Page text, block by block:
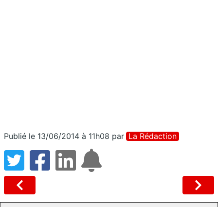
Publié le 13/06/2014 à 11h08 par La Rédaction